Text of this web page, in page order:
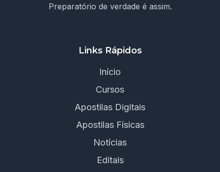
Preparatório de verdade é assim.
Links Rápidos
Início
Cursos
Apostilas Digitais
Apostilas Físicas
Notícias
Editais